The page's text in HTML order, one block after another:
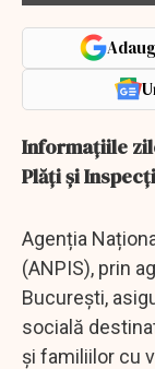
Informaţiile
Plăți și
Agenția
(ANPIS), prin
București,
socială
și familiilor cu